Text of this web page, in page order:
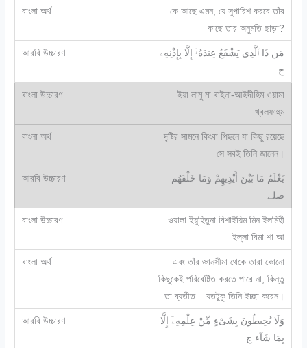
কে আছে এমন, যে সুপারিশ করবে তাঁর
কাছে তার অনুমতি ছাড়া?
مَن ذَا ٱلَّذِى يَشْفَعُ عِندَهُۥٓ إِلَّا بِإِذْنِهِۦ
ج
ইয়া লামু মা বাইনা-আইদীহিম ওয়ামা
খ্বলফাহুম
দৃষ্টির সামনে কিংবা পিছনে যা কিছু রয়েছে
সে সবই তিনি জানেন।
يَعْلَمُ مَا بَيْنَ أَيْدِيهِمْ وَمَا خَلْفَهُم
صلے
ওয়ালা ইয়ুহিতুনা বিশাইয়িম মিন ইলমিহী
ইল্লা বিমা শা আ
এবং তাঁর জ্ঞানসীমা থেকে তারা কোনো
কিছুকেই পরিবেষ্টিত করতে পারে না, কিন্তু
তা ব্যতীত – যতটুকু তিনি ইচ্ছা করেন।
وَلَا يُحِيطُونَ بِشَىْءٍ مِّنْ عِلْمِهِۦٓ إِلَّا
بِمَا شَآء ج